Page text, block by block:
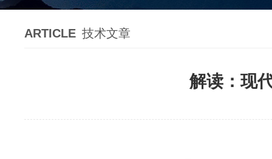
ARTICLE 技术文章
解读：现